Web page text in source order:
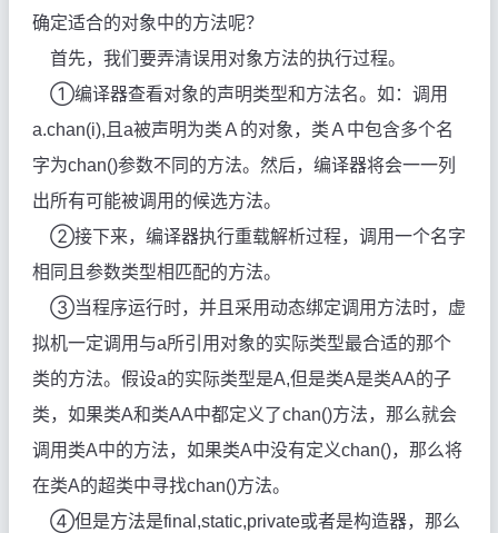
确定适合的对象中的方法呢？
首先，我们要弄清误用对象方法的执行过程。
①编译器查看对象的声明类型和方法名。如：调用
a.chan(i),且a被声明为类Ａ的对象，类Ａ中包含多个名
字为chan()参数不同的方法。然后，编译器将会一一列
出所有可能被调用的候选方法。
②接下来，编译器执行重载解析过程，调用一个名字
相同且参数类型相匹配的方法。
③当程序运行时，并且采用动态绑定调用方法时，虚
拟机一定调用与a所引用对象的实际类型最合适的那个
类的方法。假设a的实际类型是A,但是类A是类AA的子
类，如果类A和类AA中都定义了chan()方法，那么就会
调用类A中的方法，如果类A中没有定义chan()，那么将
在类A的超类中寻找chan()方法。
④但是方法是final,static,private或者是构造器，那么